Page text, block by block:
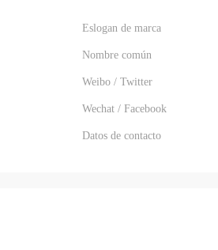
Eslogan de marca
Nombre común
Weibo / Twitter
Wechat / Facebook
Datos de contacto